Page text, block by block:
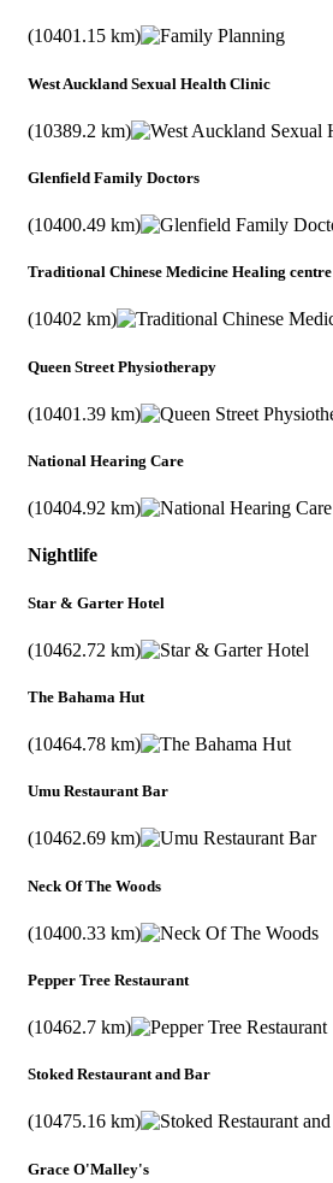
(10401.15 km)
West Auckland Sexual Health Clinic
(10389.2 km)
Glenfield Family Doctors
(10400.49 km)
Traditional Chinese Medicine Healing centre
(10402 km)
Queen Street Physiotherapy
(10401.39 km)
National Hearing Care
(10404.92 km)
Nightlife
Star & Garter Hotel
(10462.72 km)
The Bahama Hut
(10464.78 km)
Umu Restaurant Bar
(10462.69 km)
Neck Of The Woods
(10400.33 km)
Pepper Tree Restaurant
(10462.7 km)
Stoked Restaurant and Bar
(10475.16 km)
Grace O'Malley's